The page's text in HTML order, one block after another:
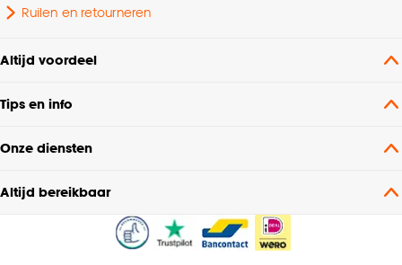
Ruilen en retourneren
Altijd voordeel
Tips en info
Onze diensten
Altijd bereikbaar